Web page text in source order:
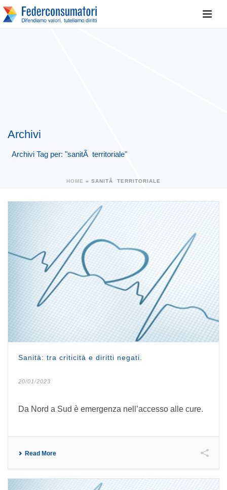
Archivi
Archivi Tag per: "sanitÃ territoriale"
HOME » SANITÃ TERRITORIALE
Sanità: tra criticità e diritti negati.
20/01/2023
Da Nord a Sud è emergenza nell’accesso alle cure.
Read More